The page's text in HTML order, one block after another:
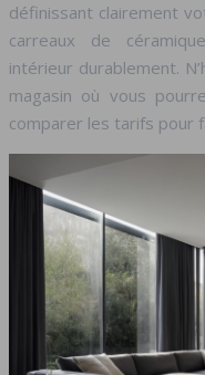
définissant clairement
carreaux de
intérieur durablement.
magasin où vous
comparer les tarifs pour